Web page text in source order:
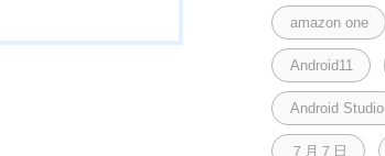
amazon one
Android11
Android Studio
７月７日